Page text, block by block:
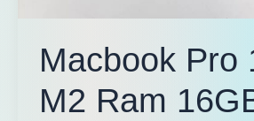
Macbook Pro
M2 Ram